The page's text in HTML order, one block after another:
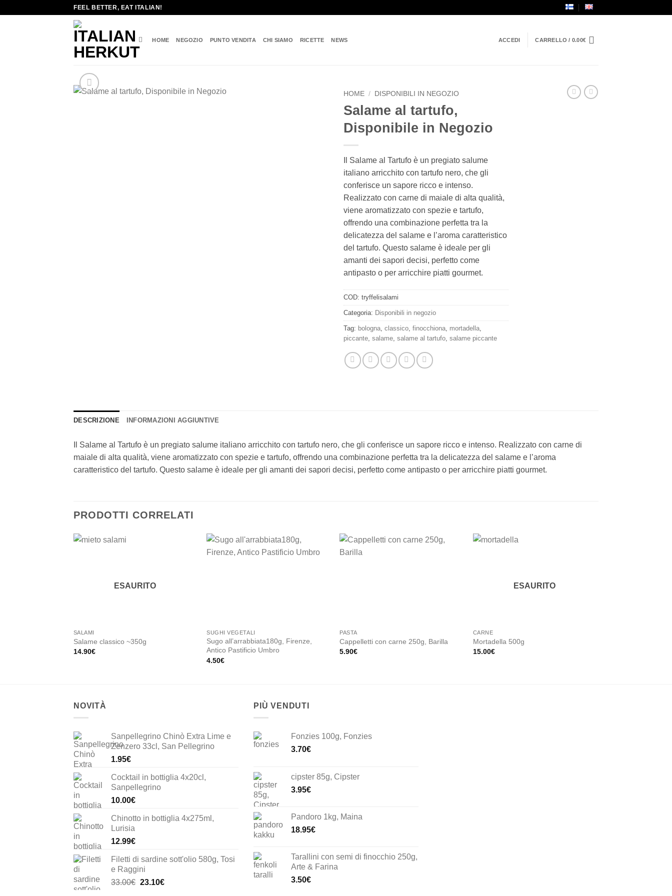
FEEL BETTER, EAT ITALIAN!
HOME NEGOZIO PUNTO VENDITA CHI SIAMO RICETTE NEWS ACCEDI CARRELLO / 0.00€
HOME / DISPONIBILI IN NEGOZIO
Salame al tartufo,
Disponibile in Negozio
Il Salame al Tartufo è un pregiato salume
italiano arricchito con tartufo nero, che gli
conferisce un sapore ricco e intenso.
Realizzato con carne di maiale di alta qualità,
viene aromatizzato con spezie e tartufo,
offrendo una combinazione perfetta tra la
delicatezza del salame e l’aroma caratteristico
del tartufo. Questo salame è ideale per gli
amanti dei sapori decisi, perfetto come
antipasto o per arricchire piatti gourmet.
COD: tryffelisalami
Categoria: Disponibili in negozio
Tag: bologna classico finocchiona mortadella
piccante salame salame al tartufo salame piccante
DESCRIZIONE INFORMAZIONI AGGIUNTIVE
Il Salame al Tartufo è un pregiato salume italiano arricchito con tartufo nero, che gli conferisce un sapore ricco e intenso. Realizzato con carne di
maiale di alta qualità, viene aromatizzato con spezie e tartufo, offrendo una combinazione perfetta tra la delicatezza del salame e l’aroma
caratteristico del tartufo. Questo salame è ideale per gli amanti dei sapori decisi, perfetto come antipasto o per arricchire piatti gourmet.
PRODOTTI CORRELATI
ESAURITO
SALAMI
Salame classico ~350g
14.90€
SUGHI VEGETALI
Sugo all’arrabbiata180g, Firenze,
Antico Pastificio Umbro
4.50€
PASTA
Cappelletti con carne 250g, Barilla
5.90€
ESAURITO
CARNE
Mortadella 500g
15.00€
NOVITÀ
Sanpellegrino Chinò Extra Lime e
Zenzero 33cl, San Pellegrino
1.95€
Cocktail in bottiglia 4x20cl,
Sanpellegrino
10.00€
Chinotto in bottiglia 4x275ml,
Lurisia
12.99€
Filetti di sardine sott'olio 580g, Tosi
e Raggini
33.00€ Il
23.10€Il
PIÙ VENDUTI
Fonzies 100g, Fonzies
3.70€
cipster 85g, Cipster
3.95€
Pandoro 1kg, Maina
18.95€
Tarallini con semi di finocchio 250g,
Arte & Farina
3.50€